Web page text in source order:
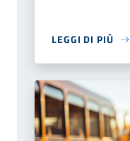
LEGGI DI PIÙ